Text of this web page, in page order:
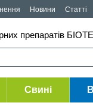
Новини Статті
препаратів
Свині